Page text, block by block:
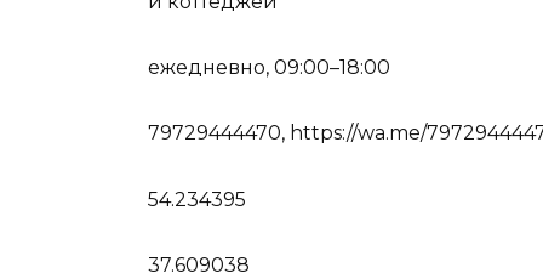
ежедневно, 09:00–18:00
79729444470, https://wa.me/
54.234395
37.609038